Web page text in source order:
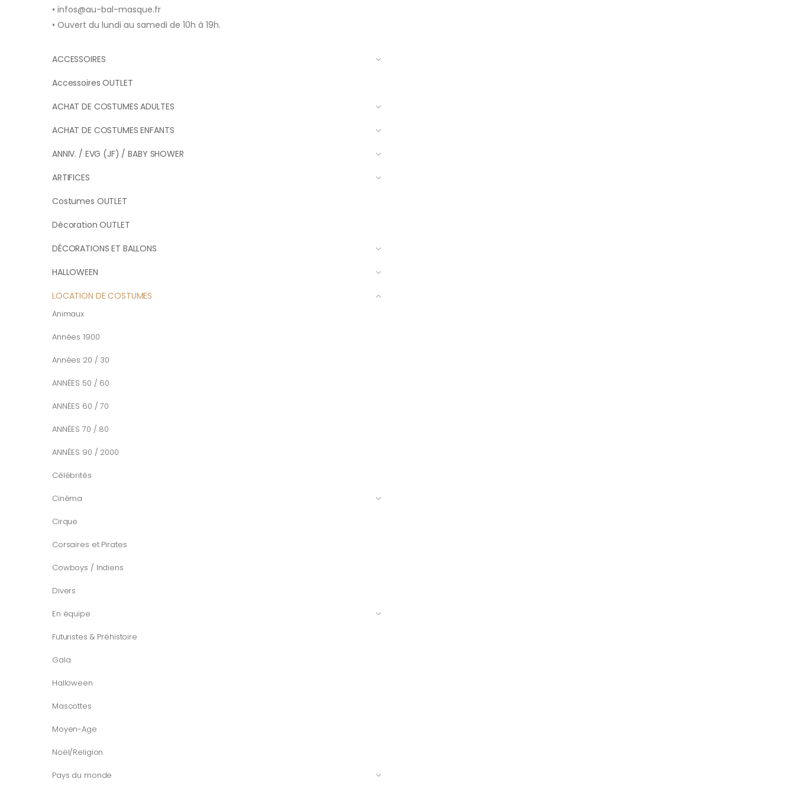
• infos@au-bal-masque.fr
• Ouvert du lundi au samedi de 10h à 19h.
ACCESSOIRES
Accessoires OUTLET
ACHAT DE COSTUMES ADULTES
ACHAT DE COSTUMES ENFANTS
ANNIV. / EVG (JF) / BABY SHOWER
ARTIFICES
Costumes OUTLET
Décoration OUTLET
DÉCORATIONS ET BALLONS
HALLOWEEN
LOCATION DE COSTUMES
Animaux
Années 1900
Années 20 / 30
ANNÉES 50 / 60
ANNÉES 60 / 70
ANNÉES 70 / 80
ANNÉES 90 / 2000
Célébrités
Cinéma
Cirque
Corsaires et Pirates
Cowboys / Indiens
Divers
En équipe
Futuristes & Préhistoire
Gala
Halloween
Mascottes
Moyen-Age
Noël/Religion
Pays du monde